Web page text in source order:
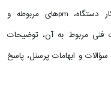
عملکرد آن‌ها ارائه شد و در مورد نحوه کار دستگاه، pmهای مربوطه و
فنی مربوط به آن، توضیحات
و ابهامات پرسنل، پاسخ